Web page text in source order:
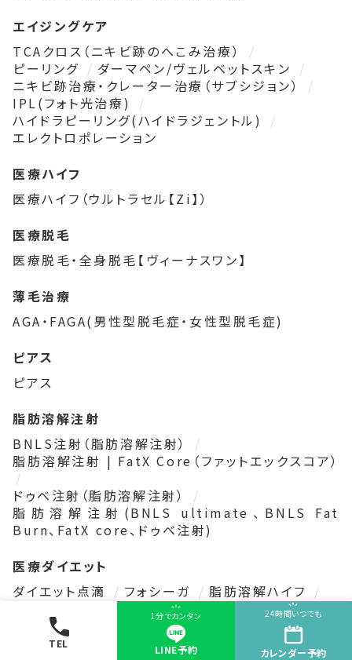
TEL
1分でカンタン
LINE予約
24時間いつでも
カレンダー予約
エイジングケア
TCAクロス（ニキビ跡のへこみ治療）
ピーリング
ダーマペン/ヴェルベットスキン
ニキビ跡治療・クレーター治療（サブシジョン）
IPL(フォト光治療)
ハイドラピーリング(ハイドラジェントル)
エレクトロポレーション
医療ハイフ
医療ハイフ（ウルトラセル【Zi】）
医療脱毛
医療脱毛・全身脱毛【ヴィーナスワン】
薄毛治療
AGA・FAGA(男性型脱毛症・女性型脱毛症)
ピアス
ピアス
脂肪溶解注射
BNLS注射（脂肪溶解注射）
脂肪溶解注射 | FatX Core（ファットエックスコア）
ドゥベ注射（脂肪溶解注射）
脂肪溶解注射(BNLS ultimate、BNLS Fat
Burn、FatX core、ドゥベ注射)
医療ダイエット
ダイエット点滴
フォシーガ
脂肪溶解ハイフ
リベルサスを用いたメディカルダイエット